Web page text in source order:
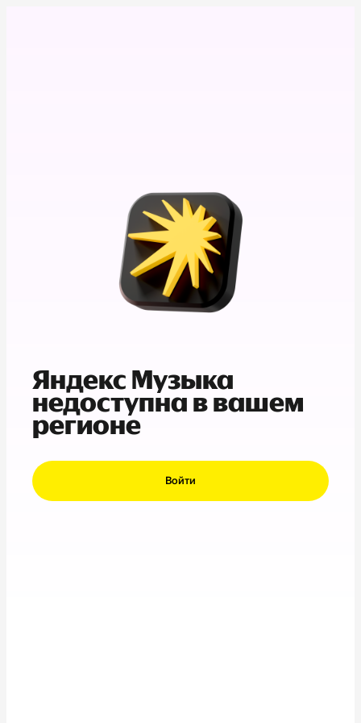
Яндекс Музыка
недоступна в вашем
регионе
Войти